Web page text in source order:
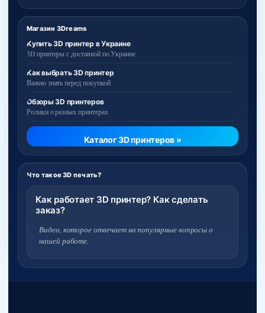
Магазин 3Dreams
Купить 3D принтер в Украине
3D принтеры с доставкой по Украине
Как выбрать 3D принтер
Важно знать перед покупкой
Обзоры 3D принтеров
Ролики о разных принтерах
Каталог 3D принтеров »
Что такое 3D печать?
Как работает 3D принтер? Как сделать
заказ?
Видео, которое отвечает на популярные вопросы о
нашей работе.